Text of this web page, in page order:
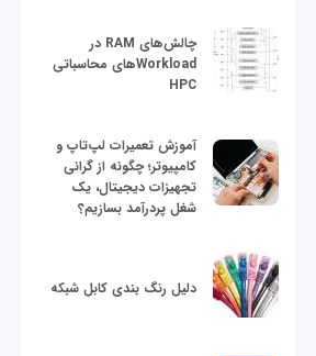
چالش‌های RAM در
Workloadهای محاسباتی
HPC
آموزش تعمیرات لپ‌تاپ و
کامپیوتر؛ چگونه از گرانی
تجهیزات دیجیتال، یک
شغل پردرآمد بسازیم؟
دلیل رنگ بندی کابل شبکه